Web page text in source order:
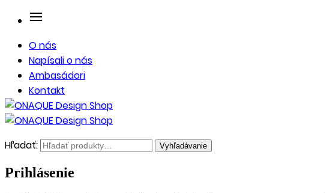
O nás
Napísali o nás
Ambasádori
Kontakt
Hľadať: Vyhľadávanie
Prihlásenie